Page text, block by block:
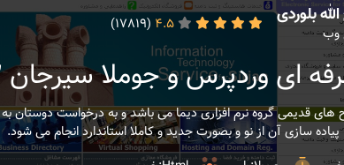
بلوردی
وب 4.5
(17819)
ای وردپرس و جوملا سیرجان 2
های قدیمی گروه نرم افزاری دیما می باشد و به درخواست
سازی آن از نو و بصورت جدید و کاملا استاندارد انجام می شود.